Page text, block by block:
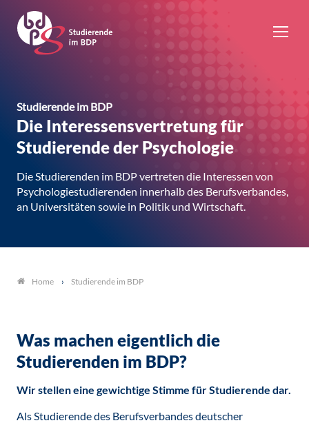
Studierende im BDP
Die Interessensvertretung für
Studierende der Psychologie
Die Studierenden im BDP vertreten die Interessen von
Psychologiestudierenden innerhalb des Berufsverbandes,
an Universitäten sowie in Politik und Wirtschaft.
Home Studierende im BDP
Was machen eigentlich die
Studierenden im BDP?
Wir stellen eine gewichtige Stimme für Studierende dar.
Als Studierende des Berufsverbandes deutscher